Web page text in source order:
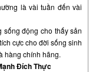
là vài tuần đến vài
sống động cho thấy sản
cực cho đời sống sinh
hàng chính hãng.
Đích Thực